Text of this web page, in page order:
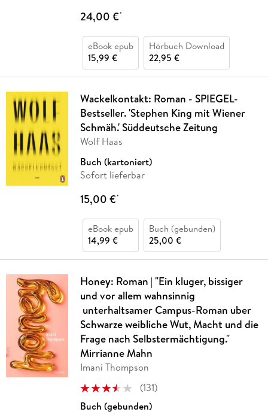
24,00 €*
eBook epub
15,99 €
Hörbuch Download
22,95 €
Wackelkontakt: Roman - SPIEGEL-
Bestseller. 'Stephen King mit Wiener
Schmäh.' Süddeutsche Zeitung
Wolf Haas
Buch (kartoniert)
Sofort lieferbar
15,00 €*
eBook epub
14,99 €
Buch (gebunden)
25,00 €
Honey: Roman | "Ein kluger, bissiger
und vor allem wahnsinnig
unterhaltsamer Campus-Roman uber
Schwarze weibliche Wut, Macht und die
Frage nach Selbstermächtigung."
Mirrianne Mahn
Imani Thompson
(131)
Buch (gebunden)